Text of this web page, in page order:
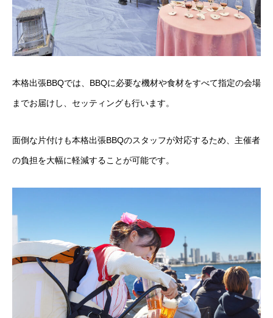
本格出張BBQでは、BBQに必要な機材や食材をすべて指定の会場
までお届けし、セッティングも行います。
面倒な片付けも本格出張BBQのスタッフが対応するため、主催者
の負担を大幅に軽減することが可能です。